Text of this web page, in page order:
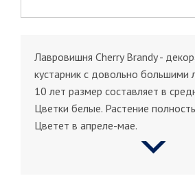
Лавровишня Cherry Brandy -
кустарник с довольно большими
10 лет размер составляет в
Цветки белые. Растение
Цветет в апреле-мае.